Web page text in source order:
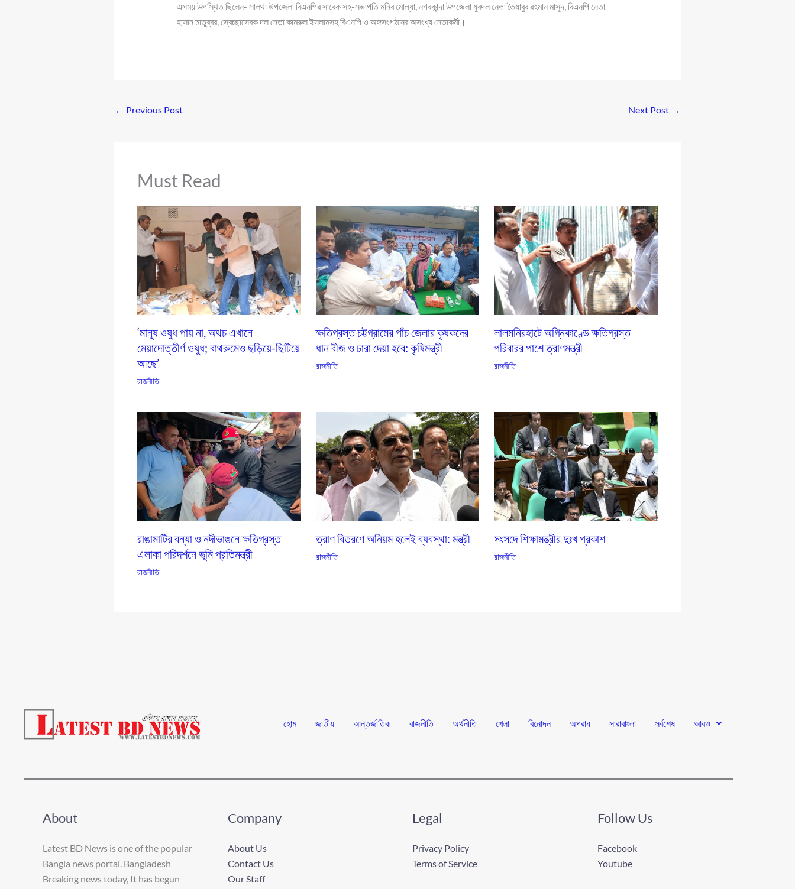
এসময় উপস্থিত ছিলেন- সালথা উপজেলা বিএনপির সাবেক সহ-সভাপতি মনির মোল্যা, নগরকান্দা উপজেলা যুবদল নেতা তৈয়াবুর রহমান মাসুদ, বিএনপি নেতা
হাসান মাতুব্বর, স্বেচ্ছাসেবক দল নেতা কামরুল ইসলামসহ বিএনপি ও অঙ্গসংগঠনের অসংখ্য নেতাকর্মী।
← Previous Post Next Post →
Must Read
‘মানুষ ওষুধ পায় না, অথচ এখানে
মেয়াদোত্তীর্ণ ওষুধ; বাথরুমেও ছড়িয়ে-ছিটিয়ে
আছে’
রাজনীতি
ক্ষতিগ্রস্ত চট্টগ্রামের পাঁচ জেলার কৃষকদের
ধান বীজ ও চারা দেয়া হবে: কৃষিমন্ত্রী
রাজনীতি
লালমনিরহাটে অগ্নিকাণ্ডে ক্ষতিগ্রস্ত
পরিবারর পাশে ত্রাণমন্ত্রী
রাজনীতি
রাঙামাটির বন্যা ও নদীভাঙনে ক্ষতিগ্রস্ত
এলাকা পরিদর্শনে ভূমি প্রতিমন্ত্রী
রাজনীতি
ত্রাণ বিতরণে অনিয়ম হলেই ব্যবস্থা: মন্ত্রী
রাজনীতি
সংসদে শিক্ষামন্ত্রীর দুঃখ প্রকাশ
রাজনীতি
হোম জাতীয় আন্তর্জাতিক রাজনীতি অর্থনীতি খেলা বিনোদন অপরাধ সারাবাংলা সর্বশেষ আরও
About
Latest BD News is one of the popular
Bangla news portal. Bangladesh
Breaking news today, It has begun
Company
About Us
Contact Us
Our Staff
Legal
Privacy Policy
Terms of Service
Follow Us
Facebook
Youtube